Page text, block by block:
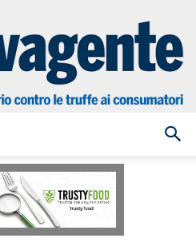
Salvagente